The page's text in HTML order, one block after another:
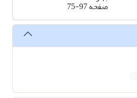
صفحه75-97